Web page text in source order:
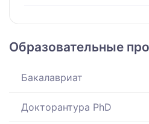
Образовательные
Бакалавриат
Докторантура PhD